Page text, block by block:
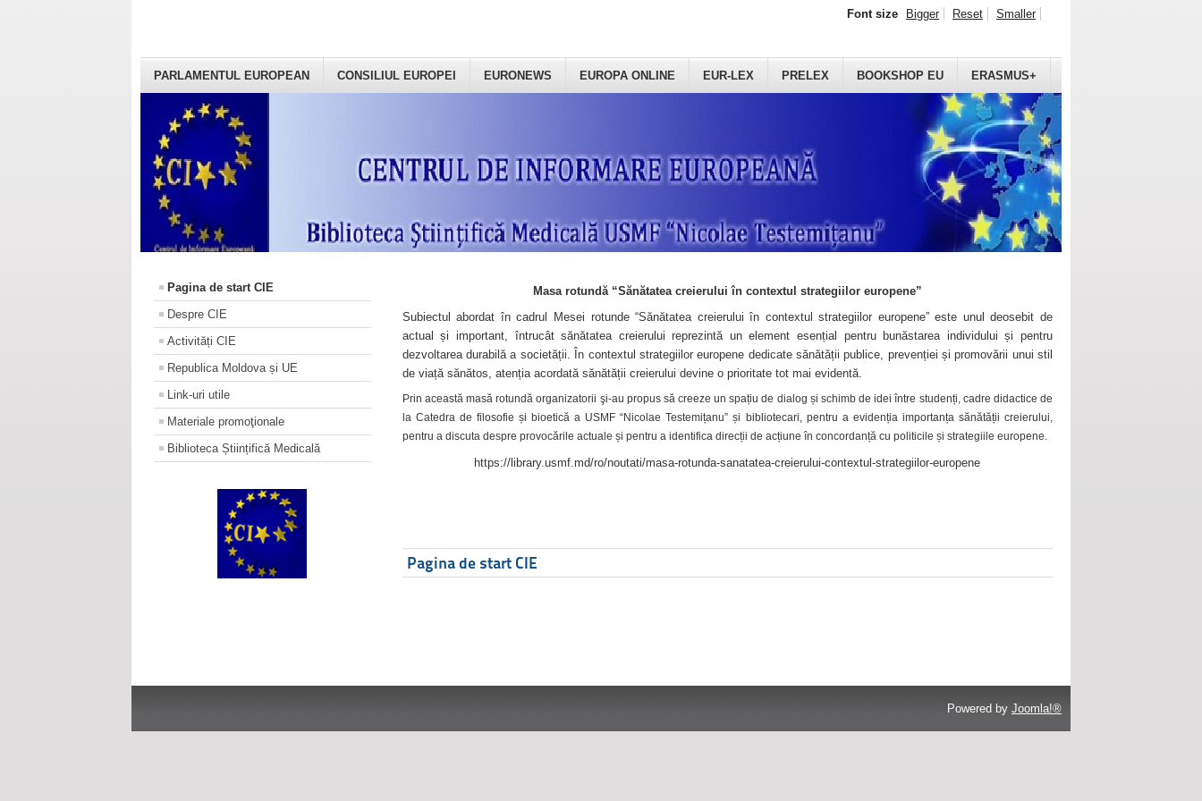
PARLAMENTUL EUROPEAN CONSILIUL EUROPEI EURONEWS EUROPA ONLINE EUR-LEX PRELEX BOOKSHOP EU ERASMUS+
Font size Bigger Reset Smaller
Pagina de start CIE
Despre CIE
Activități CIE
Republica Moldova și UE
Link-uri utile
Materiale promoţionale
Biblioteca Științifică Medicală
Masa rotundă “Sănătatea creierului în contextul strategiilor europene”
Subiectul abordat în cadrul Mesei rotunde “Sănătatea creierului în contextul strategiilor europene” este unul deosebit de
actual și important, întrucât sănătatea creierului reprezintă un element esențial pentru bunăstarea individului și pentru
dezvoltarea durabilă a societății. În contextul strategiilor europene dedicate sănătății publice, prevenției și promovării unui stil
de viață sănătos, atenția acordată sănătății creierului devine o prioritate tot mai evidentă.
Prin această masă rotundă organizatorii şi-au propus să creeze un spațiu de dialog și schimb de idei între studenți, cadre didactice de
la Catedra de filosofie și bioetică a USMF “Nicolae Testemițanu” și bibliotecari, pentru a evidenția importanța sănătății creierului,
pentru a discuta despre provocările actuale și pentru a identifica direcții de acțiune în concordanță cu politicile și strategiile europene.
https://library.usmf.md/ro/noutati/masa-rotunda-sanatatea-creierului-contextul-strategiilor-europene
Pagina de start CIE
Powered by Joomla!®